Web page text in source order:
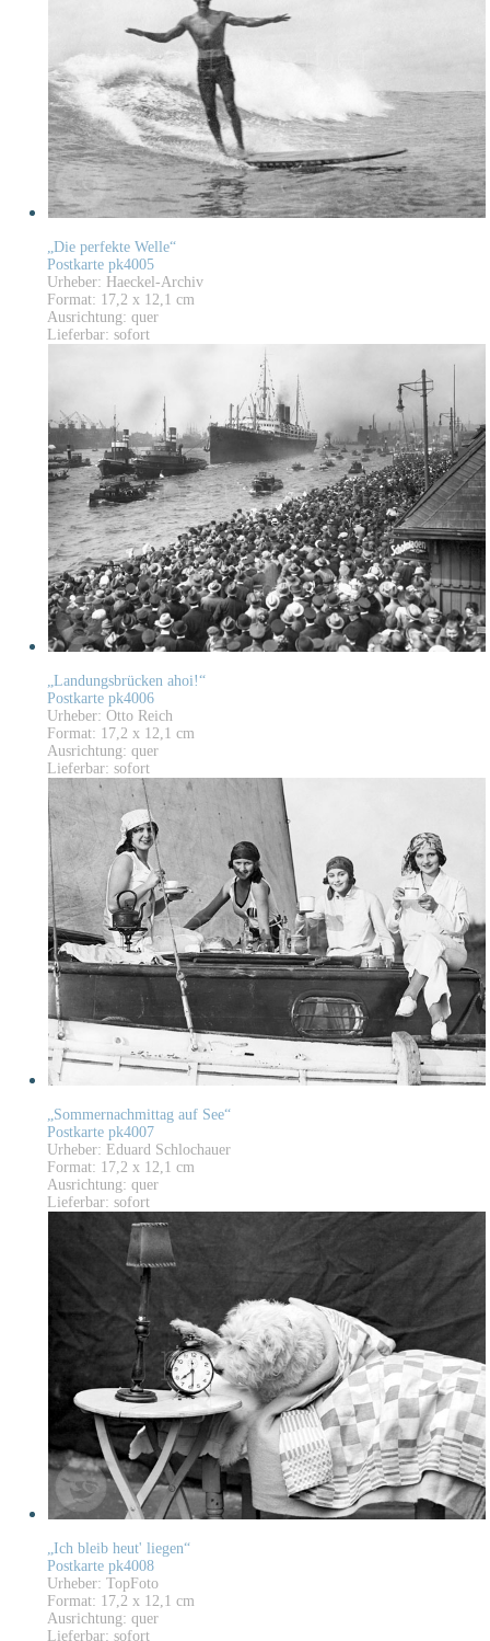
„Die perfekte Welle“
Postkarte pk4005
Urheber: Haeckel-Archiv
Format: 17,2 x 12,1 cm
Ausrichtung: quer
Lieferbar: sofort
„Landungsbrücken ahoi!“
Postkarte pk4006
Urheber: Otto Reich
Format: 17,2 x 12,1 cm
Ausrichtung: quer
Lieferbar: sofort
„Sommernachmittag auf See“
Postkarte pk4007
Urheber: Eduard Schlochauer
Format: 17,2 x 12,1 cm
Ausrichtung: quer
Lieferbar: sofort
„Ich bleib heut' liegen“
Postkarte pk4008
Urheber: TopFoto
Format: 17,2 x 12,1 cm
Ausrichtung: quer
Lieferbar: sofort